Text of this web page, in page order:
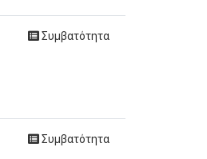
Συμβατότητα
Συμβατότητα